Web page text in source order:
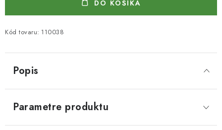
DO KOŠÍKA
Kód tovaru: 110038
Popis
Parametre produktu